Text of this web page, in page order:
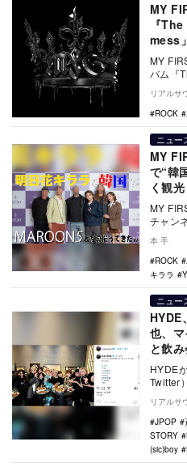
MY
『
mess
MY
バム『
14カ
リアルサ
ROCK
ニュー
MY
で“韓
く観
MY
チャン
国で
本 手
ROCK
キララ
ニュー
HYDE
也、
と飲
HYDE
Twitter
大史、
リアルサ
JPOP
STORY
(sic)boy